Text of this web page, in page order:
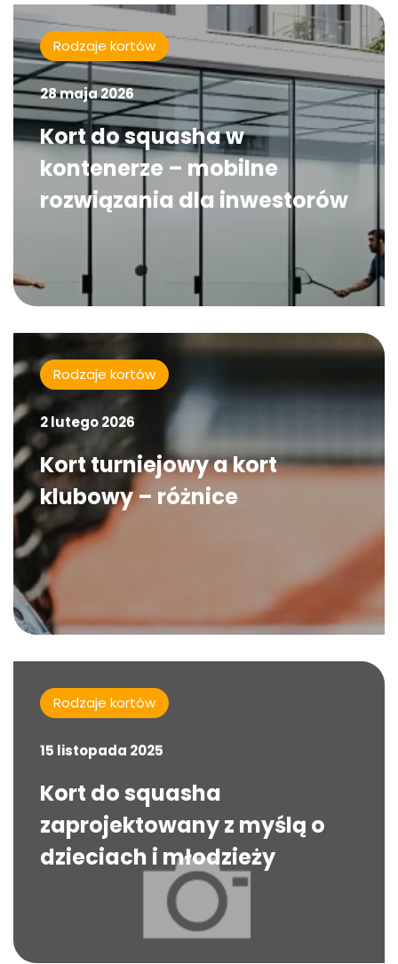
Rodzaje kortów
28 maja 2026
Kort do squasha w
kontenerze – mobilne
rozwiązania dla inwestorów
Rodzaje kortów
2 lutego 2026
Kort turniejowy a kort
klubowy – różnice
Rodzaje kortów
15 listopada 2025
Kort do squasha
zaprojektowany z myślą o
dzieciach i młodzieży